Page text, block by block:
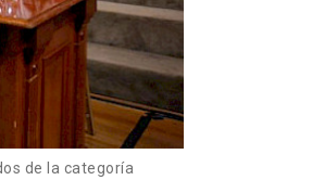
de la categoría